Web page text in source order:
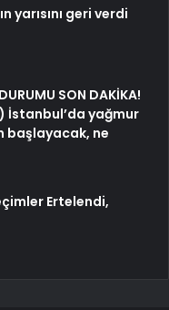
yarısını geri verdi
SON DAKİKA!
İstanbul’da yağmur
başlayacak, ne
Ertelendi,